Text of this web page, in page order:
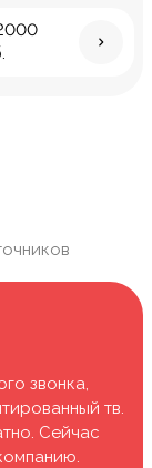
звонка,
тв.
Сейчас